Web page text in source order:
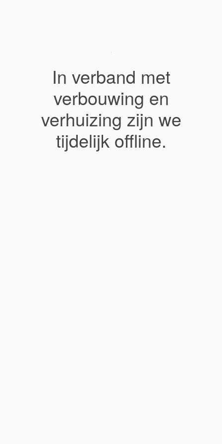
In verband met
verbouwing en
verhuizing zijn we
tijdelijk offline.